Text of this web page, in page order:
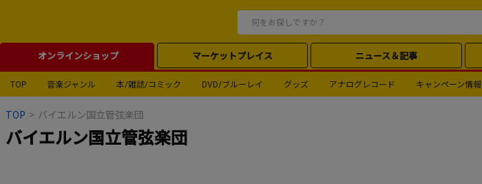
オンラインショップ マーケットプレイス ニュース＆記事
TOP 音楽ジャンル 本/雑誌/コミック DVD/ブルーレイ グッズ アナログレコード キャンペーン情報
TOP > バイエルン国立管弦楽団
バイエルン国立管弦楽団